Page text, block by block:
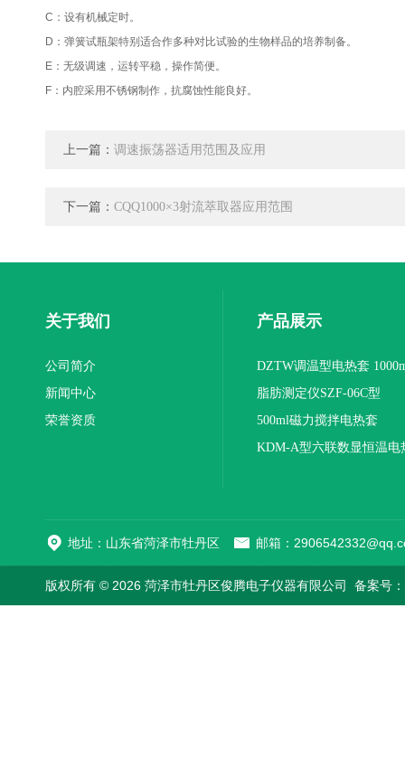
C：设有机械定时。
D：弹簧试瓶架特别适合作多种对比试验的生物样品的培养制备。
E：无级调速，运转平稳，操作简便。
F：内腔采用不锈钢制作，抗腐蚀性能良好。
上一篇： 调速振荡器适用范围及应用
下一篇： CQQ1000×3射流萃取器应用范围
关于我们
公司简介
新闻中心
荣誉资质
产品展示
DZTW调温型电热套
联
脂肪测定仪SZF-06C型
500ml磁力搅拌电热套
KDM-A型六联数显恒温电
地址：山东省菏泽市牡丹区 邮箱：
版权所有 © 2026 菏泽市牡丹区俊腾电子仪器有限公司 备案号